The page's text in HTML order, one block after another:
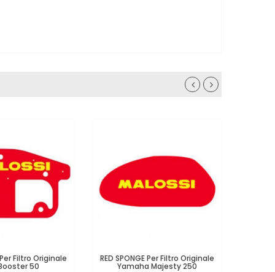
Per Filtro Originale
50
RED SPONGE Per Filtro Originale
Yamaha Majesty 250